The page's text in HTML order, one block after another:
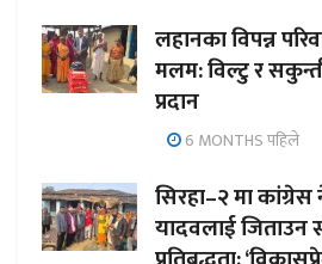
लहानका विपन्न
मलम: विल्टु र
प्रदान
6 MONTHS पहिले
सिरहा–२ मा कांग्रेस
यादवलाई जिताउन